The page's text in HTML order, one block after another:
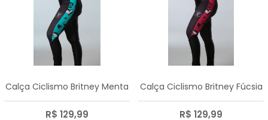
Calça Ciclismo Britney Menta
R$ 129,99
Calça Ciclismo Britney Fúcsia
R$ 129,99